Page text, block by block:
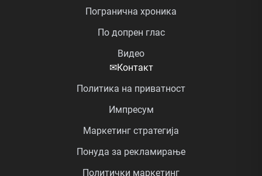
Погранична хроника
По допрен глас
Видео
✉Контакт
Политика на приватност
Импресум
Маркетинг стратегија
Понуда за рекламирање
Политички маркетинг